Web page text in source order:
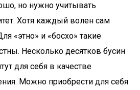
но нужно учитывать
Хотя каждый волен сам
«этно» и «босхо» такие
Несколько десятков бусин
для себя в качестве
Можно приобрести для себя